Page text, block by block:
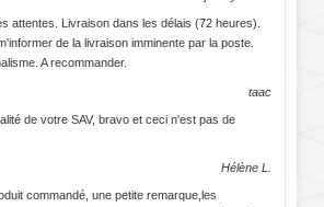
attentes. Livraison dans les délais (72 heures).
de la livraison imminente par la poste.
A recommander.
taac
de votre SAV, bravo et ceci n'est pas de
Hélène L.
commandé, une petite remarque,les